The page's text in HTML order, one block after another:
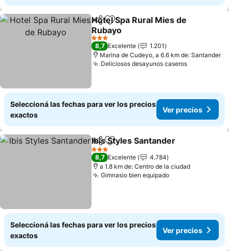
CompartirAñadir a favoritos
Hotel Spa Rural Mies de
Rubayo
Ver precios
3 Estrellas
8,7 Excelente
1.201
Marina de Cudeyo, a 6.6 km de: Santander
Deliciosos desayunos caserosVer
Seleccioná las fechas para ver los precios
exactos
Ver precios
CompartirAñadir a favoritos
Ibis Styles Santander
3 Estrellas
8,7 Excelente
4.784
a 1.8 km de: Centro de la ciudad
Gimnasio bien equipadoVer precios
Seleccioná las fechas para ver los precios
exactos
Ver precios